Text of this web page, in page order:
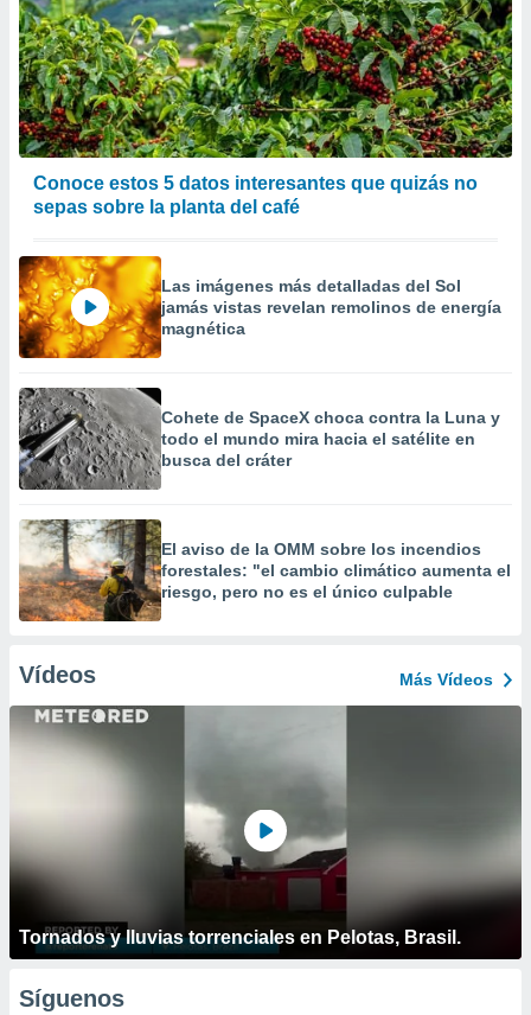
Conoce estos 5 datos interesantes que quizás no
sepas sobre la planta del café
Las imágenes más detalladas del Sol
jamás vistas revelan remolinos de energía
magnética
Cohete de SpaceX choca contra la Luna y
todo el mundo mira hacia el satélite en
busca del cráter
El aviso de la OMM sobre los incendios
forestales: "el cambio climático aumenta el
riesgo, pero no es el único culpable
Vídeos Más Vídeos
Tornados y lluvias torrenciales en Pelotas, Brasil.
Síguenos